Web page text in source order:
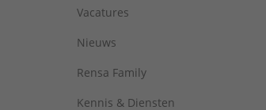
Vacatures
Nieuws
Rensa Family
Kennis & Diensten